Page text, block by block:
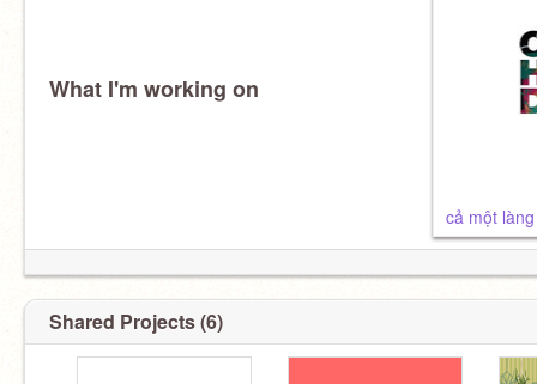
What I'm working on
cả một
Shared Projects (6)